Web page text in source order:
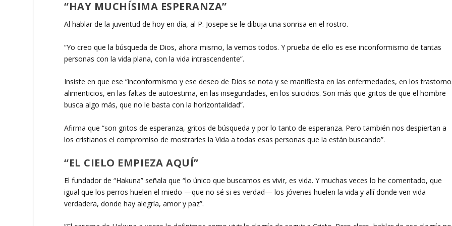
“HAY MUCHÍSIMA ESPERANZA”
Al hablar de la juventud de hoy en día, al P. Josepe se le dibuja una sonrisa en el rostro.
“Yo creo que la búsqueda de Dios, ahora mismo, la vemos todos. Y prueba de ello es ese inconformismo de tantas
personas con la vida plana, con la vida intrascendente”.
Insiste en que ese “inconformismo y ese deseo de Dios se nota y se manifiesta en las enfermedades, en los
alimenticios, en las faltas de autoestima, en las inseguridades, en los suicidios. Son más que gritos de que el hombre
busca algo más, que no le basta con la horizontalidad”.
Afirma que “son gritos de esperanza, gritos de búsqueda y por lo tanto de esperanza. Pero también nos despiertan a
los cristianos el compromiso de mostrarles la Vida a todas esas personas que la están buscando”.
“EL CIELO EMPIEZA AQUÍ”
El fundador de “Hakuna” señala que “lo único que buscamos es vivir, es vida. Y muchas veces lo he comentado, que
igual que los perros huelen el miedo —que no sé si es verdad— los jóvenes huelen la vida y allí donde ven vida
verdadera, donde hay alegría, amor y paz”.